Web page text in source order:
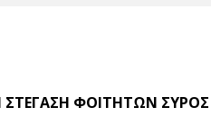
ΣΤΕΓΑΣΗ ΦΟΙΤΗΤΩΝ ΣΥΡΟΣ